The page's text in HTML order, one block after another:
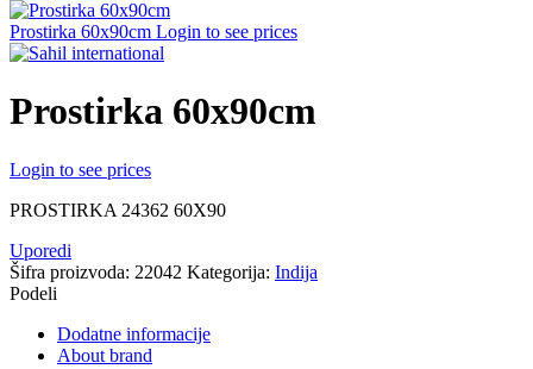
Prostirka 60x90cm Login to see prices
Prostirka 60x90cm
Login to see prices
PROSTIRKA 24362 60X90
Uporedi
Šifra proizvoda: 22042 Kategorija: Indija
Podeli
Dodatne informacije
About brand